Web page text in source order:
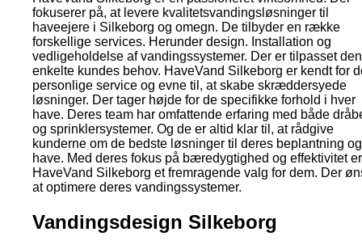
fokuserer på, at levere kvalitetsvandingsløsninger til
haveejere i Silkeborg og omegn. De tilbyder en række
forskellige services. Herunder design. Installation og
vedligeholdelse af vandingssystemer. Der er tilpasset den
enkelte kundes behov. HaveVand Silkeborg er kendt for
personlige service og evne til, at skabe skræddersyede
løsninger. Der tager højde for de specifikke forhold i hver
have. Deres team har omfattende erfaring med både
og sprinklersystemer. Og de er altid klar til, at rådgive
kunderne om de bedste løsninger til deres beplantning og
have. Med deres fokus på bæredygtighed og effektivitet er
HaveVand Silkeborg et fremragende valg for dem. Der
at optimere deres vandingssystemer.
Vandingsdesign Silkeborg